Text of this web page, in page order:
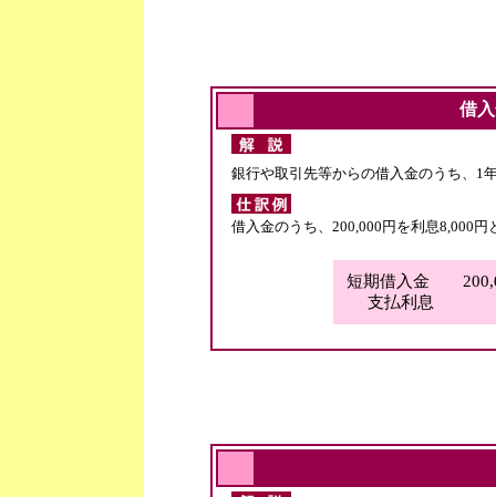
借
銀行や取引先等からの借入金のうち、1
借入金のうち、200,000円を利息8,000
短期借入金
支払利息